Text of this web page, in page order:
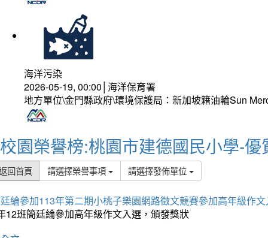
海洋污染
2026-05-19, 00:00│海洋保育署
地方單位\金門縣政府\環境保護局：新加坡籍油輪Sun
校園榮譽榜:桃園市建德國民小學-優
回首頁 請選擇榮譽事項 請選擇發佈單位
綸參加113年第二期小桃子樂園網路徵文競賽參加高年級作
12班簡廷綸參加高年級作文入選，頒發獎狀